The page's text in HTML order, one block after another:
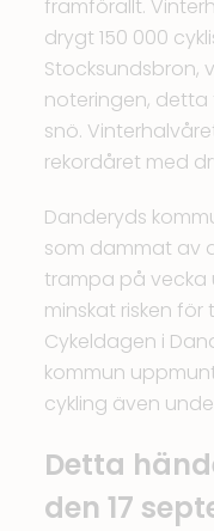
framförallt.
drygt 150 000
Stocksundsbron,
noteringen, detta
snö.
rekordåret med
Danderyds
som dammat av
trampa på vecka
minskat risken för
Cykeldagen i
kommun
cykling även
Detta
den 17